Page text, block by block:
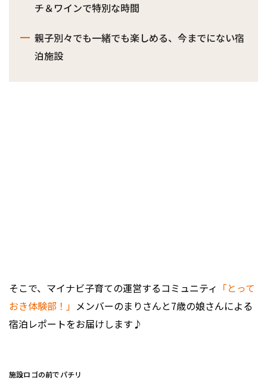
チ＆ワインで特別な時間
親子別々でも一緒でも楽しめる、今までにない宿
泊施設
そこで、マイナビ子育ての運営するコミュニティ 「とって
おき体験部！」 メンバーのまりさんと7歳の娘さんによる
宿泊レポートをお届けします♪
施設ロゴの前でパチリ